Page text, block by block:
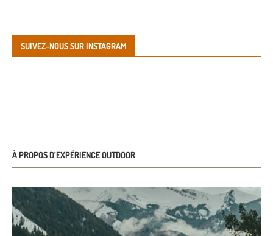
SUIVEZ-NOUS SUR INSTAGRAM
À PROPOS D’EXPÉRIENCE OUTDOOR